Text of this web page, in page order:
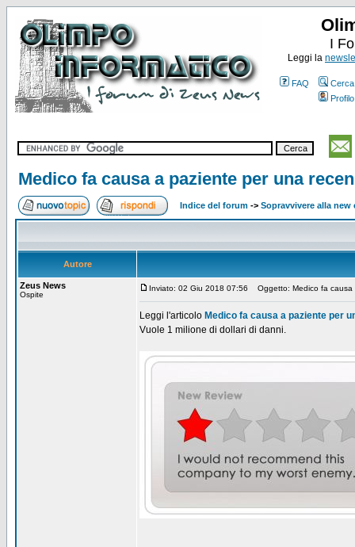
I
Leggi la
FAQ
Cerca
Profilo
Medico fa causa a paziente per una
Indice del forum -> Sopravvivere alla new
Autore
Zeus News
Ospite
Inviato: 02 Giu 2018 07:56 Oggetto: Medico fa causa
Leggi l'articolo Medico fa causa a paziente per
Vuole 1 milione di dollari di danni.